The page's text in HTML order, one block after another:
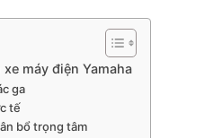
máy điện Yamaha
ga
tế
bổ trọng tâm